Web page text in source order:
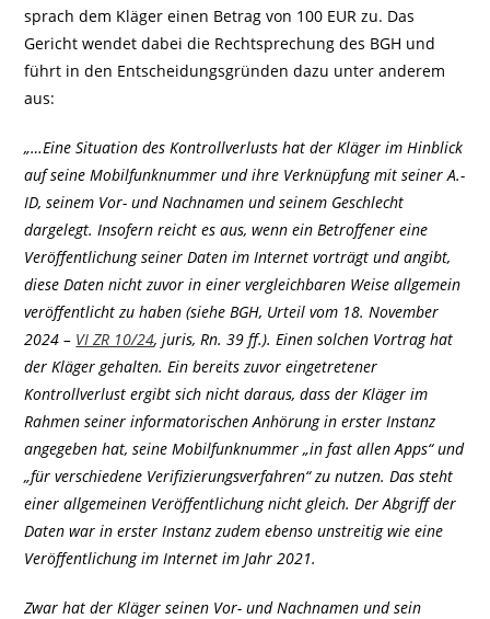
sprach dem Kläger einen Betrag von 100 EUR zu. Das
Gericht wendet dabei die Rechtsprechung des BGH und
führt in den Entscheidungsgründen dazu unter anderem
aus:
„…Eine Situation des Kontrollverlusts hat der Kläger im Hinblick
auf seine Mobilfunknummer und ihre Verknüpfung mit seiner A.-
ID, seinem Vor- und Nachnamen und seinem Geschlecht
dargelegt. Insofern reicht es aus, wenn ein Betroffener eine
Veröffentlichung seiner Daten im Internet vorträgt und angibt,
diese Daten nicht zuvor in einer vergleichbaren Weise allgemein
veröffentlicht zu haben (siehe BGH, Urteil vom 18. November
2024 – VI ZR 10/24, juris, Rn. 39 ff.). Einen solchen Vortrag hat
der Kläger gehalten. Ein bereits zuvor eingetretener
Kontrollverlust ergibt sich nicht daraus, dass der Kläger im
Rahmen seiner informatorischen Anhörung in erster Instanz
angegeben hat, seine Mobilfunknummer „in fast allen Apps“ und
„für verschiedene Verifizierungsverfahren“ zu nutzen. Das steht
einer allgemeinen Veröffentlichung nicht gleich. Der Abgriff der
Daten war in erster Instanz zudem ebenso unstreitig wie eine
Veröffentlichung im Internet im Jahr 2021.
Zwar hat der Kläger seinen Vor- und Nachnamen und sein